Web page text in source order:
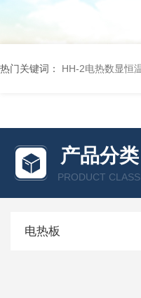
热门关键词： HH-2电热数显恒
产品分类
PRODUCT
电热板